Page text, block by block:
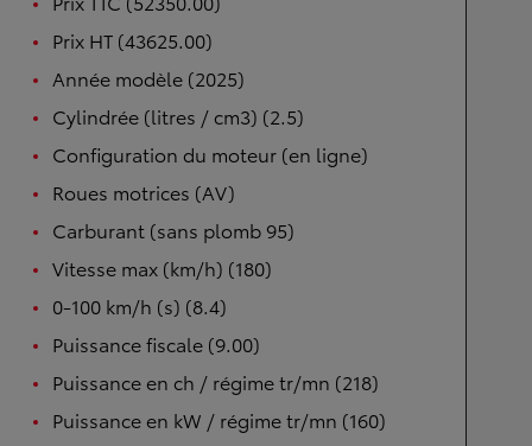
Prix HT (43625.00)
Année modèle (2025)
Cylindrée (litres / cm3) (2.5)
Configuration du moteur (en ligne)
Roues motrices (AV)
Carburant (sans plomb 95)
Vitesse max (km/h) (180)
0-100 km/h (s) (8.4)
Puissance fiscale (9.00)
Puissance en ch / régime tr/mn (218)
Puissance en kW / régime tr/mn (160)